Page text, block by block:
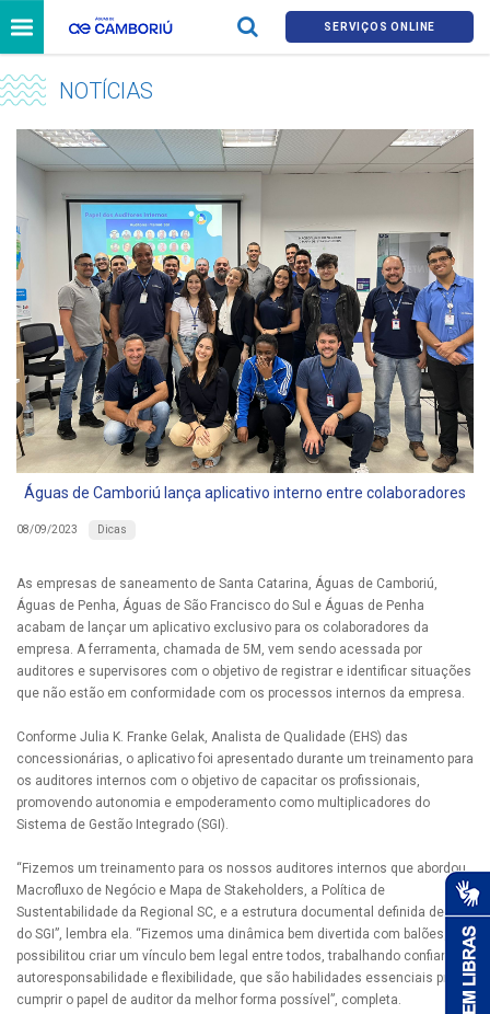
SERVIÇOS ONLINE
NOTÍCIAS
Águas de Camboriú lança aplicativo interno entre colaboradores
08/09/2023 Dicas
As empresas de saneamento de Santa Catarina, Águas de Camboriú,
Águas de Penha, Águas de São Francisco do Sul e Águas de Penha
acabam de lançar um aplicativo exclusivo para os colaboradores da
empresa. A ferramenta, chamada de 5M, vem sendo acessada por
auditores e supervisores com o objetivo de registrar e identificar situações
que não estão em conformidade com os processos internos da empresa.
Conforme Julia K. Franke Gelak, Analista de Qualidade (EHS) das
concessionárias, o aplicativo foi apresentado durante um treinamento para
os auditores internos com o objetivo de capacitar os profissionais,
promovendo autonomia e empoderamento como multiplicadores do
Sistema de Gestão Integrado (SGI).
“Fizemos um treinamento para os nossos auditores internos que abordou
Macrofluxo de Negócio e Mapa de Stakeholders, a Política de
Sustentabilidade da Regional SC, e a estrutura documental definida dentro
do SGI”, lembra ela. “Fizemos uma dinâmica bem divertida com balões, que
possibilitou criar um vínculo bem legal entre todos, trabalhando confiança,
autoresponsabilidade e flexibilidade, que são habilidades essenciais pra
cumprir o papel de auditor da melhor forma possível”, completa.